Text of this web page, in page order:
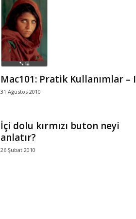
m
Mac101: Pratik Kullanımlar – I
31 Ağustos 2010
İçi dolu kırmızı buton neyi
anlatır?
26 Şubat 2010